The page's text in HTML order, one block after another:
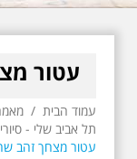
עטור
עמוד הבית /
תל אביב שלי -
עטור מצחך זהב